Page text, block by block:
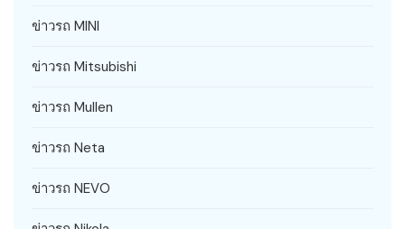
ข่าวรถ MINI
ข่าวรถ Mitsubishi
ข่าวรถ Mullen
ข่าวรถ Neta
ข่าวรถ NEVO